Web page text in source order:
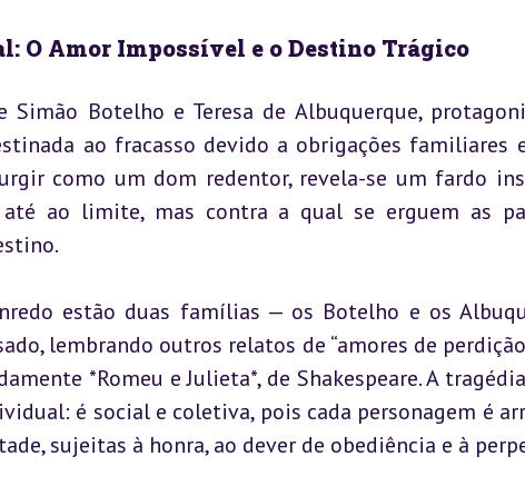
O Amor Impossível e o Destino Trágico
Simão Botelho e Teresa de Albuquerque,
ao fracasso devido a obrigações familiares
como um dom redentor, revela-se um fardo
ao limite, mas contra a qual se erguem as
estão duas famílias — os Botelho e os
lembrando outros relatos de “amores de
*Romeu e Julieta*, de Shakespeare. A
é social e coletiva, pois cada personagem é
sujeitas à honra, ao dever de obediência e à